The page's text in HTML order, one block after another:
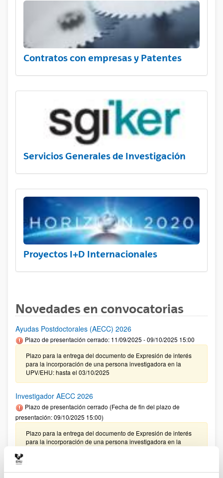
Contratos con empresas y Patentes
Servicios Generales de Investigación
Proyectos I+D Internacionales
Novedades en convocatorias
Ayudas Postdoctorales (AECC) 2026
Plazo de presentación cerrado: 11/09/2025 - 09/10/2025 15:00
Plazo para la entrega del documento de Expresión de interés
para la incorporación de una persona investigadora en la
UPV/EHU: hasta el 03/10/2025
Investigador AECC 2026
Plazo de presentación cerrado (Fecha de fin del plazo de
presentación: 09/10/2025 15:00)
Plazo para la entrega del documento de Expresión de interés
para la incorporación de una persona investigadora en la
CONVOCATORIA 2025- I EXTRAORDINARIA PARA LA